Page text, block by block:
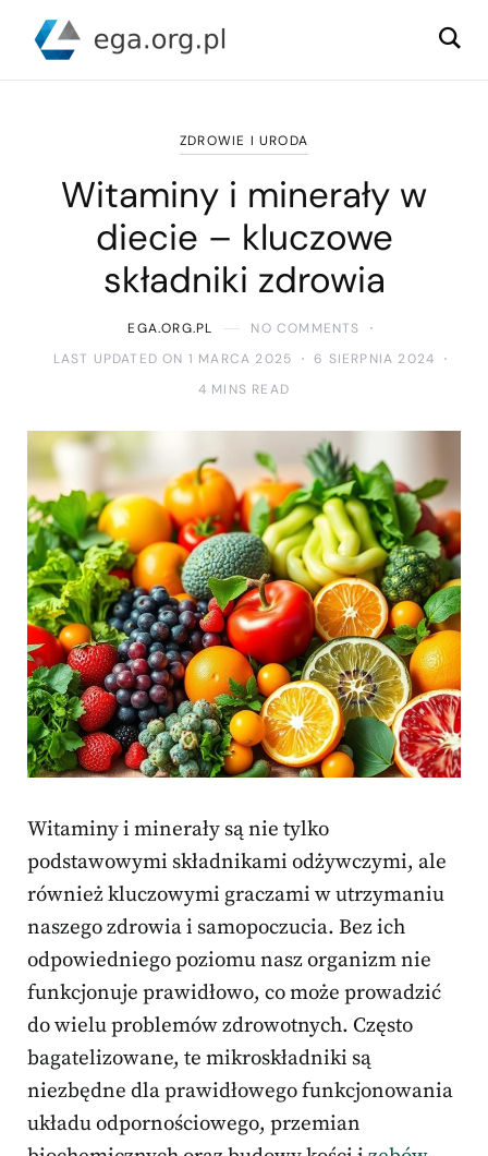
ZDROWIE I URODA
Witaminy i minerały w
diecie – kluczowe
składniki zdrowia
EGA.ORG.PL
NO COMMENTS
LAST UPDATED ON 1 MARCA 2025
6 SIERPNIA 2024
4 MINS READ
Witaminy i minerały są nie tylko
podstawowymi składnikami odżywczymi, ale
również kluczowymi graczami w utrzymaniu
naszego zdrowia i samopoczucia. Bez ich
odpowiedniego poziomu nasz organizm nie
funkcjonuje prawidłowo, co może prowadzić
do wielu problemów zdrowotnych. Często
bagatelizowane, te mikroskładniki są
niezbędne dla prawidłowego funkcjonowania
układu odpornościowego, przemian